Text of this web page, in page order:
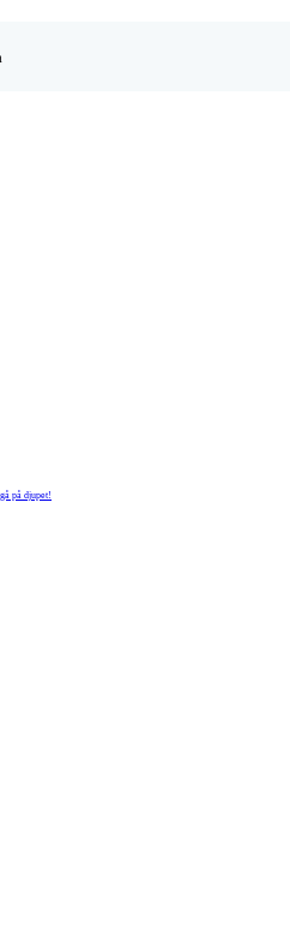
på djupet!